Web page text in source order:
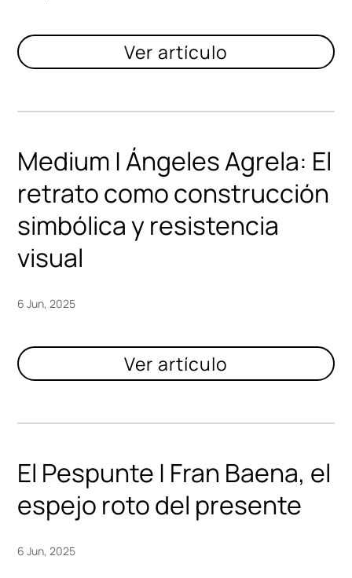
Medium | Ángeles Agrela: El
retrato como construcción
simbólica y resistencia
visual
6 Jun, 2025
El Pespunte | Fran Baena, el
espejo roto del presente
6 Jun, 2025